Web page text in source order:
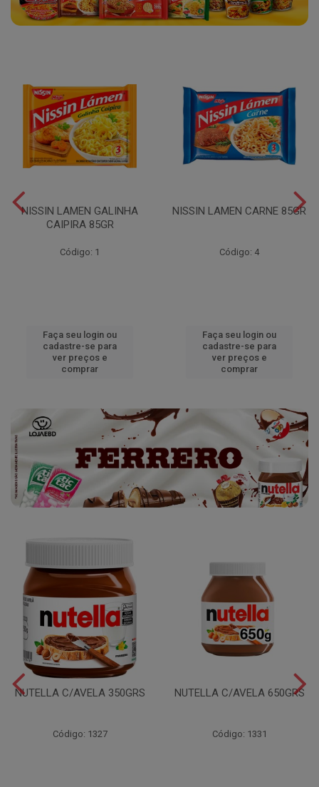
NISSIN LAMEN GALINHA
CAIPIRA 85GR
Código: 1
Faça seu login ou
cadastre-se para
ver preços e
comprar
NISSIN LAMEN CARNE 85GR
Código: 4
Faça seu login ou
cadastre-se para
ver preços e
comprar
NUTELLA C/AVELA 350GRS
Código: 1327
NUTELLA C/AVELA 650GRS
Código: 1331